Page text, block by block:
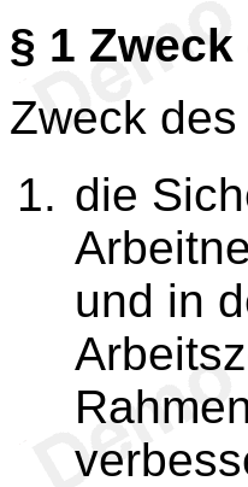
§ 1 Zweck
Zweck
die
und in